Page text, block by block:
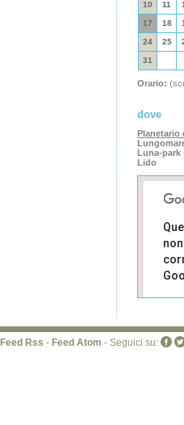
10 11
17 18
24 25
31
Orario:
dove
Planetario
Luna-park
Lido
di
sito
Feed Rss - Feed Atom - Seguici su: